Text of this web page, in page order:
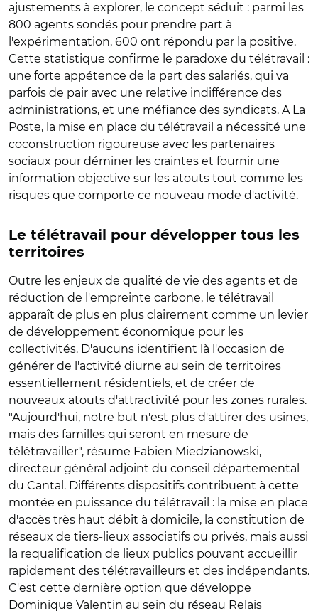
ajustements à explorer, le concept séduit : parmi les
800 agents sondés pour prendre part à
l'expérimentation, 600 ont répondu par la positive.
Cette statistique confirme le paradoxe du télétravail :
une forte appétence de la part des salariés, qui va
parfois de pair avec une relative indifférence des
administrations, et une méfiance des syndicats. A La
Poste, la mise en place du télétravail a nécessité une
coconstruction rigoureuse avec les partenaires
sociaux pour déminer les craintes et fournir une
information objective sur les atouts tout comme les
risques que comporte ce nouveau mode d'activité.
Le télétravail pour développer tous les
territoires
Outre les enjeux de qualité de vie des agents et de
réduction de l'empreinte carbone, le télétravail
apparaît de plus en plus clairement comme un levier
de développement économique pour les
collectivités. D'aucuns identifient là l'occasion de
générer de l'activité diurne au sein de territoires
essentiellement résidentiels, et de créer de
nouveaux atouts d'attractivité pour les zones rurales.
"Aujourd'hui, notre but n'est plus d'attirer des usines,
mais des familles qui seront en mesure de
télétravailler", résume Fabien Miedzianowski,
directeur général adjoint du conseil départemental
du Cantal. Différents dispositifs contribuent à cette
montée en puissance du télétravail : la mise en place
d'accès très haut débit à domicile, la constitution de
réseaux de tiers-lieux associatifs ou privés, mais aussi
la requalification de lieux publics pouvant accueillir
rapidement des télétravailleurs et des indépendants.
C'est cette dernière option que développe
Dominique Valentin au sein du réseau Relais